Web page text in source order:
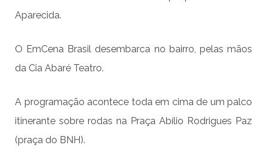
Aparecida.
O EmCena Brasil desembarca no bairro, pelas mãos
da Cia Abaré Teatro.
A programação acontece toda em cima de um palco
itinerante sobre rodas na Praça Abílio Rodrigues Paz
(praça do BNH).